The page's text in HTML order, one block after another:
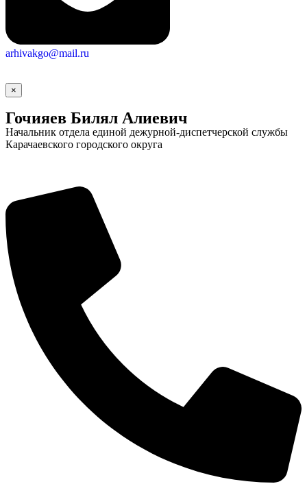
arhivakgo@mail.ru
×
Гочияев Билял Алиевич
Начальник отдела единой дежурной-диспетчерской службы
Карачаевского городского округа